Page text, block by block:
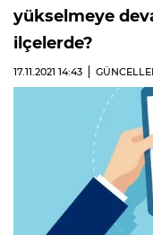
yükselmeye
ilçelerde?
17.11.2021 14:43